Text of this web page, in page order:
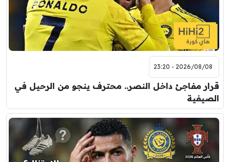
2026/08/08 - 23:20
قرار مفاجئ داخل النصر.. محترف ينجو من الرحيل في
الصيفية